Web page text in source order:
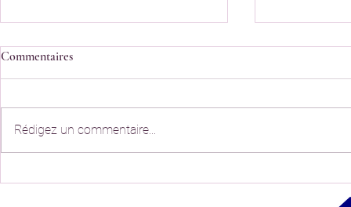
Question de séparation
Pourquoi un musulman peut-il
alors que son (ou ses) épouses ne
peuvent pas...
Question de
Lors de son
ronde et...
Commentaires
Rédigez un commentaire...